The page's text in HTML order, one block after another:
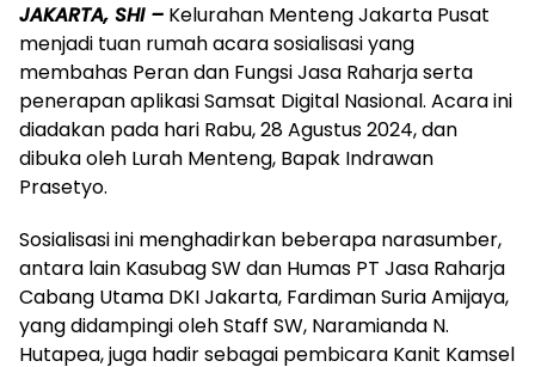
JAKARTA, SHI – Kelurahan Menteng Jakarta Pusat
menjadi tuan rumah acara sosialisasi yang
membahas Peran dan Fungsi Jasa Raharja serta
penerapan aplikasi Samsat Digital Nasional. Acara ini
diadakan pada hari Rabu, 28 Agustus 2024, dan
dibuka oleh Lurah Menteng, Bapak Indrawan
Prasetyo.
Sosialisasi ini menghadirkan beberapa narasumber,
antara lain Kasubag SW dan Humas PT Jasa Raharja
Cabang Utama DKI Jakarta, Fardiman Suria Amijaya,
yang didampingi oleh Staff SW, Naramianda N.
Hutapea, juga hadir sebagai pembicara Kanit Kamsel